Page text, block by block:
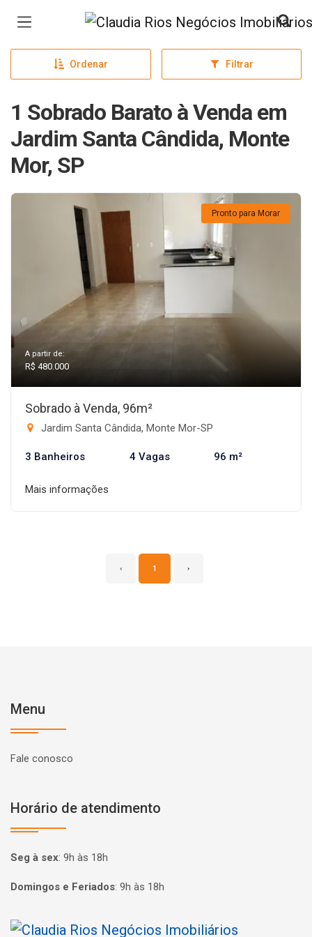
Página inicial
Ordenar Filtrar
1 Sobrado Barato à Venda em
Jardim Santa Cândida, Monte
Mor, SP
Pronto para Morar
A partir de:
R$ 480.000
Sobrado à Venda, 96m²
Jardim Santa Cândida, Monte Mor-SP
3 Banheiros 4 Vagas 96 m²
Mais informações
‹ 1 ›
Menu
Fale conosco
Horário de atendimento
Seg à sex: 9h às 18h
Domingos e Feriados: 9h às 18h
Página inicial